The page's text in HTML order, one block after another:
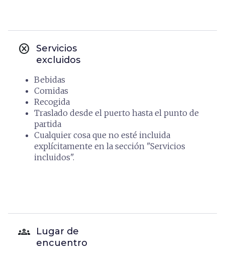
cancel
Servicios
excluidos
Bebidas
Comidas
Recogida
Traslado desde el puerto hasta el punto de
partida
Cualquier cosa que no esté incluida
explícitamente en la sección "Servicios
incluidos".
groups
Lugar de
encuentro